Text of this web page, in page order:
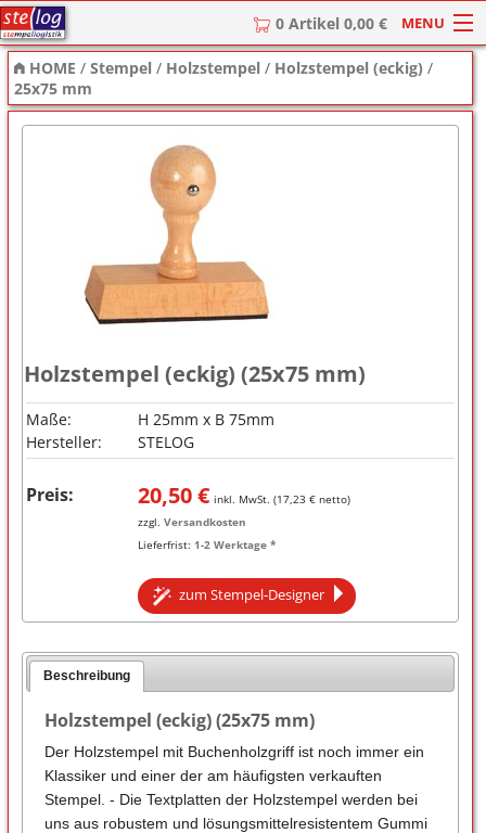
0 Artikel 0,00 € MENU
HOME
Stempel
Stempel-Textplatten
HOME /Stempel / Holzstempel / Holzstempel (eckig) /
25x75 mm
Holzstempel (eckig) (25x75 mm)
Maße:
H 25mm x B 75mm
Hersteller:
STELOG
Preis: 20,50€ inkl. MwSt. (17,23 € netto)
zzgl. Versandkosten
Lieferfrist: 1-2 Werktage *
zum Stempel-Designer
Beschreibung
Holzstempel (eckig) (25x75 mm)
Der Holzstempel mit Buchenholzgriff ist noch immer ein
Klassiker und einer der am häufigsten verkauften
Stempel. - Die Textplatten der Holzstempel werden bei
uns aus robustem und lösungsmittelresistentem Gummi